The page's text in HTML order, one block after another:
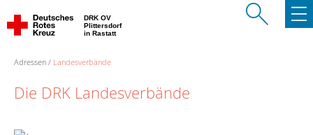
DRK OV
Plittersdorf
in Rastatt
Adressen Landesverbände
Die DRK Landesverbände